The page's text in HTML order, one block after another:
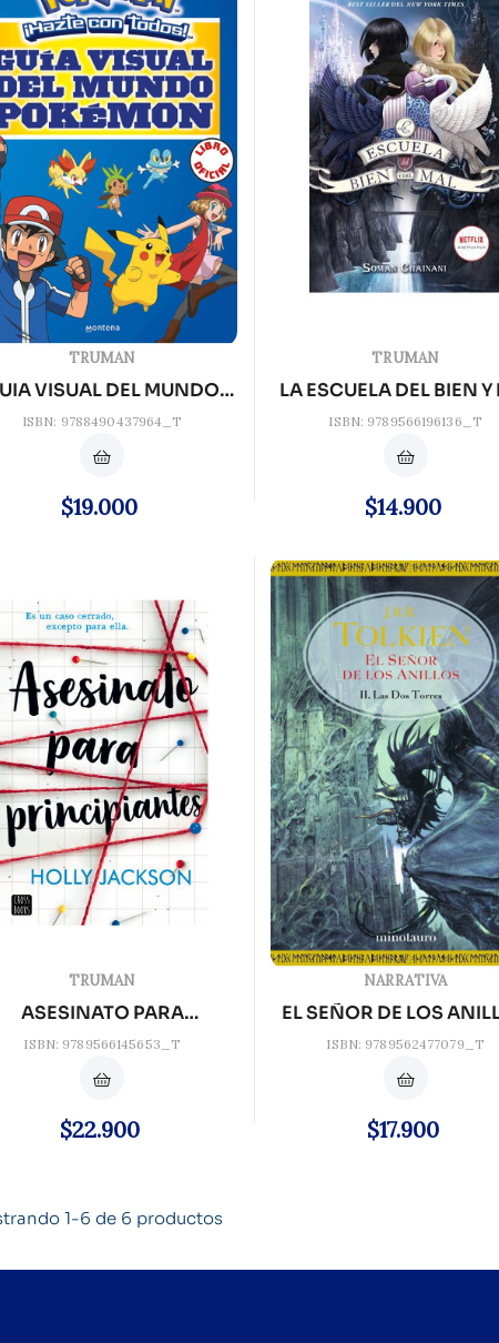
TRUMAN
VISUAL DEL MUNDO
ISBN: 9788490437964_T
Precio
$19.000
TRUMAN
LA ESCUELA DEL BIEN Y
ISBN: 9789566196136_T
Precio
$14.900
TRUMAN
ASESINATO PARA
ISBN: 9789566145653_T
Precio
$22.900
NARRATIVA
EL SEÑOR DE LOS
ISBN: 9789562477079_T
Precio
$17.900
1-6 de 6 productos